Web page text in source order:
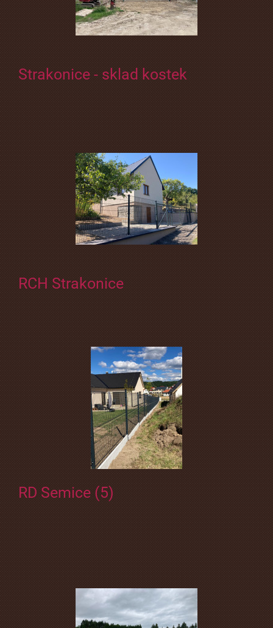
Strakonice - sklad kostek
RCH Strakonice
RD Semice (5)